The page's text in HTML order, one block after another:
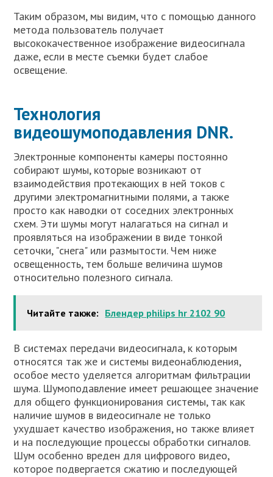
Таким образом, мы видим, что с помощью данного
метода пользователь получает
высококачественное изображение видеосигнала
даже, если в месте съемки будет слабое
освещение.
Технология
видеошумоподавления DNR.
Электронные компоненты камеры постоянно
собирают шумы, которые возникают от
взаимодействия протекающих в ней токов с
другими электромагнитными полями, а также
просто как наводки от соседних электронных
схем. Эти шумы могут налагаться на сигнал и
проявляться на изображении в виде тонкой
сеточки, "снега" или размытости. Чем ниже
освещенность, тем больше величина шумов
относительно полезного сигнала.
Читайте также: Блендер philips hr 2102 90
В системах передачи видеосигнала, к которым
относятся так же и системы видеонаблюдения,
особое место уделяется алгоритмам фильтрации
шума. Шумоподавление имеет решающее значение
для общего функционирования системы, так как
наличие шумов в видеосигнале не только
ухудшает качество изображения, но также влияет
и на последующие процессы обработки сигналов.
Шум особенно вреден для цифрового видео,
которое подвергается сжатию и последующей